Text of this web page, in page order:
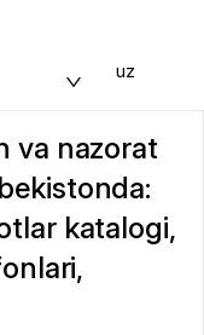
uz
va nazorat
katalogi,